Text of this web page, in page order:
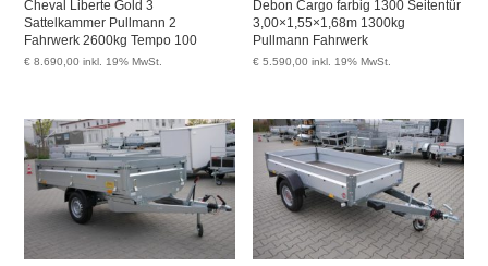
Cheval Liberte Gold 3
Sattelkammer Pullmann 2
Fahrwerk 2600kg Tempo 100
€ 8.690,00 inkl. 19% MwSt.
Debon Cargo farbig 1300 Seitentür
3,00×1,55×1,68m 1300kg
Pullmann Fahrwerk
€ 5.590,00 inkl. 19% MwSt.